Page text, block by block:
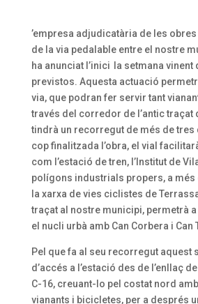
’empresa adjudicatària de les
de la via pedalable entre el nostre
ha anunciat l’inici la setmana vinent
previstos. Aquesta actuació
via, que podran fer servir tant
través del corredor de l’antic traçat
tindrà un recorregut de més de tres
cop finalitzada l’obra, el vial
com l’estació de tren, l’Institut de
polígons industrials propers, a més
la xarxa de vies ciclistes de
traçat al nostre municipi, permetrà
el nucli urbà amb Can Corbera i Can
Pel que fa al seu recorregut aquest
d’accés a l’estació des de l’enllaç
C-16, creuant-lo pel costat nord
vianants i bicicletes, per a després